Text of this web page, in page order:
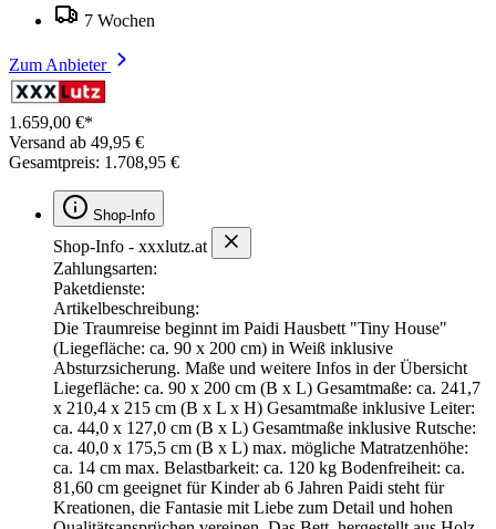
7 Wochen
Zum Anbieter
1.659,00 €*
Versand ab 49,95 €
Gesamtpreis: 1.708,95 €
Shop-Info
Shop-Info - xxxlutz.at
Zahlungsarten:
Paketdienste:
Artikelbeschreibung:
Die Traumreise beginnt im Paidi Hausbett "Tiny House"
(Liegefläche: ca. 90 x 200 cm) in Weiß inklusive
Absturzsicherung. Maße und weitere Infos in der Übersicht
Liegefläche: ca. 90 x 200 cm (B x L) Gesamtmaße: ca. 241,7
x 210,4 x 215 cm (B x L x H) Gesamtmaße inklusive Leiter:
ca. 44,0 x 127,0 cm (B x L) Gesamtmaße inklusive Rutsche:
ca. 40,0 x 175,5 cm (B x L) max. mögliche Matratzenhöhe:
ca. 14 cm max. Belastbarkeit: ca. 120 kg Bodenfreiheit: ca.
81,60 cm geeignet für Kinder ab 6 Jahren Paidi steht für
Kreationen, die Fantasie mit Liebe zum Detail und hohen